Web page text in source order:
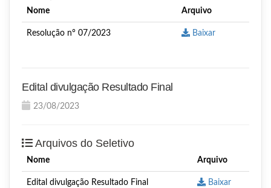
Nome Arquivo
Resolução n° 07/2023 Baixar
Edital divulgação Resultado Final
23/08/2023
Arquivos do Seletivo
Nome Arquivo
Edital divulgação Resultado Final Baixar